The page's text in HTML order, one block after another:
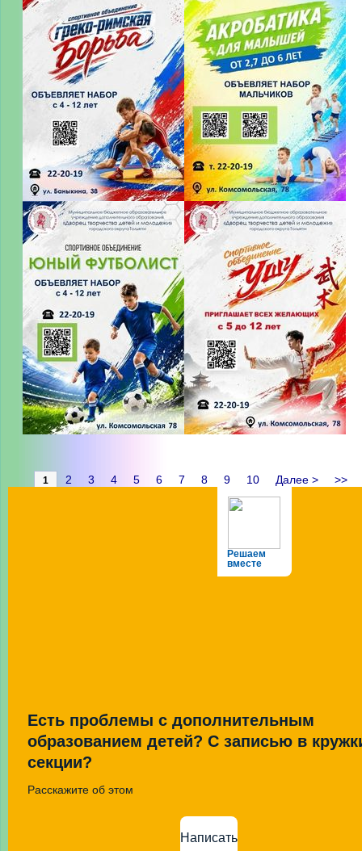
1 2 3 4 5 6 7 8 9 10 Далее > >>
Решаем
вместе
Есть проблемы с дополнительным
образованием детей? С записью в
секции?
Расскажите об этом
Написать